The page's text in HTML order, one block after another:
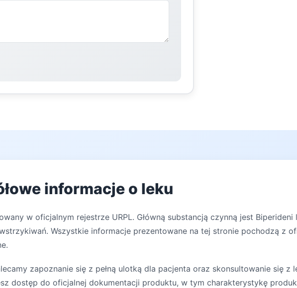
informacje o leku
w oficjalnym rejestrze URPL. Główną substancją czynną jest Biperideni
Wszystkie informacje prezentowane na tej stronie pochodzą z
zapoznanie się z pełną ulotką dla pacjenta oraz skonsultowanie się z
dostęp do oficjalnej dokumentacji produktu, w tym charakterystykę